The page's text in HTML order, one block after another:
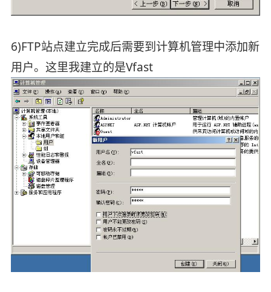
6)FTP站点建立完成后需要到计算机管理中添加新
用户。这里我建立的是Vfast